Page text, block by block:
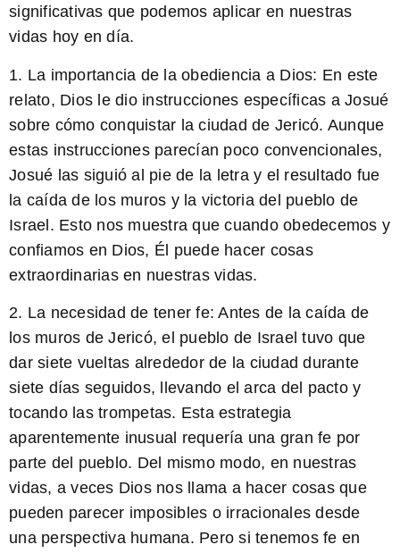
significativas que podemos aplicar en nuestras
vidas hoy en día.
1. La importancia de la obediencia a Dios: En este
relato, Dios le dio instrucciones específicas a Josué
sobre cómo conquistar la ciudad de Jericó. Aunque
estas instrucciones parecían poco convencionales,
Josué las siguió al pie de la letra y el resultado fue
la caída de los muros y la victoria del pueblo de
Israel. Esto nos muestra que cuando obedecemos y
confiamos en Dios, Él puede hacer cosas
extraordinarias en nuestras vidas.
2. La necesidad de tener fe: Antes de la caída de
los muros de Jericó, el pueblo de Israel tuvo que
dar siete vueltas alrededor de la ciudad durante
siete días seguidos, llevando el arca del pacto y
tocando las trompetas. Esta estrategia
aparentemente inusual requería una gran fe por
parte del pueblo. Del mismo modo, en nuestras
vidas, a veces Dios nos llama a hacer cosas que
pueden parecer imposibles o irracionales desde
una perspectiva humana. Pero si tenemos fe en